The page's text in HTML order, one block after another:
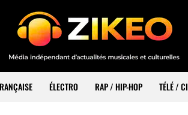
ÉLECTRO RAP / HIP-HOP TÉLÉ /